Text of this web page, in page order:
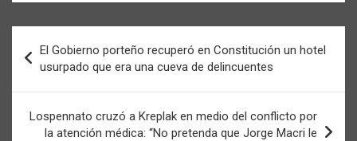
de
entradas
El Gobierno porteño recuperó en Constitución un hotel
usurpado que era una cueva de delincuentes
Lospennato cruzó a Kreplak en medio del conflicto por
la atención médica: “No pretenda que Jorge Macri le